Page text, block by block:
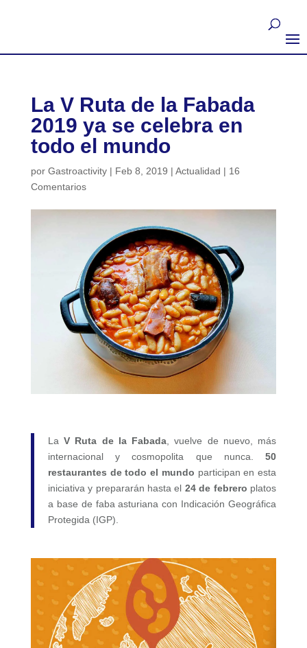
La V Ruta de la Fabada
2019 ya se celebra en
todo el mundo
por Gastroactivity| Feb 8, 2019 | Actualidad | 16
Comentarios
LaV Ruta de la Fabada , vuelve de nuevo, más
internacional y cosmopolita que nunca.50
restaurantes de todo el mundo participan en esta
iniciativa y prepararán hasta el 24 de febrero platos
a base de faba asturiana con Indicación Geográfica
Protegida (IGP).